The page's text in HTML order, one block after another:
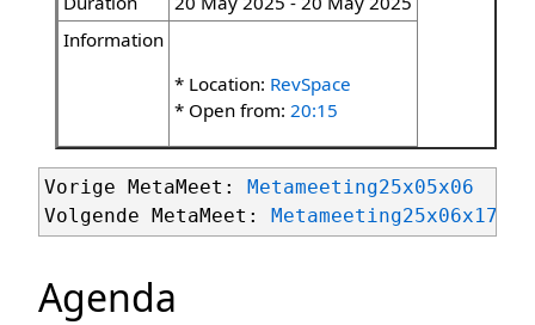
Information
* Location: RevSpace
* Open from: 20:15
Vorige MetaMeet:
Metameeting25x05x06
Volgende MetaMeet:
Metameeting25x06x17
Agenda